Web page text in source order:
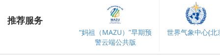
推荐服务
“妈祖（MAZU）”早期预
警云端公共版
世界气象中心(北